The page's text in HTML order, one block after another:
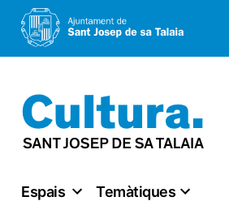
al
contingut
Espais Temàtiques